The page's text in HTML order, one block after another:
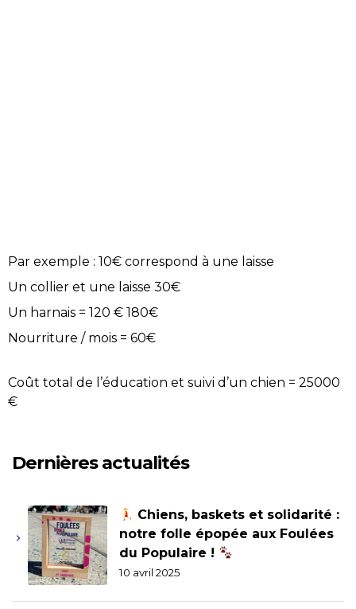
Par exemple : 10€ correspond à une laisse
Un collier et une laisse 30€
Un harnais = 120 € 180€
Nourriture / mois = 60€
Coût total de l’éducation et suivi d’un chien = 25000
€
Dernières actualités
Chiens, baskets et solidarité :
notre folle épopée aux Foulées
du Populaire !
10 avril 2025